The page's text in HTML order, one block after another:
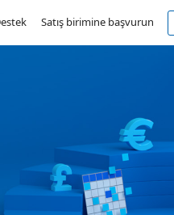
Satış birimine başvurun